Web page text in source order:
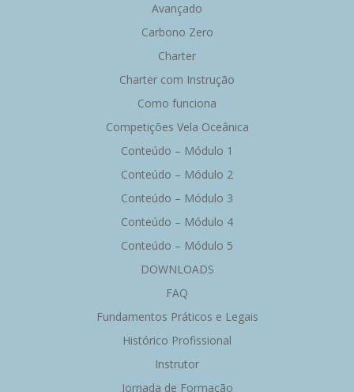
Avançado
Carbono Zero
Charter
Charter com Instrução
Como funciona
Competições Vela Oceânica
Conteúdo – Módulo 1
Conteúdo – Módulo 2
Conteúdo – Módulo 3
Conteúdo – Módulo 4
Conteúdo – Módulo 5
DOWNLOADS
FAQ
Fundamentos Práticos e Legais
Histórico Profissional
Instrutor
Jornada de Formação